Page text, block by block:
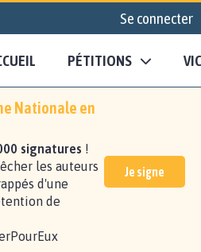
Se connecter
PÉTITIONS
Nationale en
signatures !
les auteurs
d'une
de
Je signe